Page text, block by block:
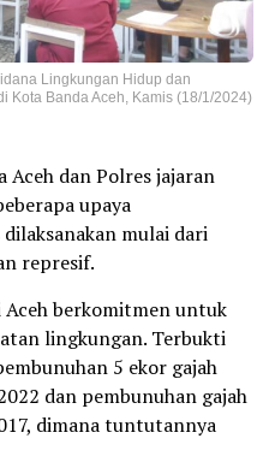
Lingkungan Hidup dan
Kota Banda Aceh, Kamis (18/1/2024)
Aceh dan Polres jajaran
upaya
mulai dari
represif.
Aceh berkomitmen untuk
lingkungan. Terbukti
5 ekor gajah
dan pembunuhan gajah
dimana tuntutannya